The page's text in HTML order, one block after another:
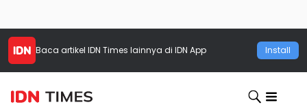
Baca artikel IDN Times lainnya di IDN App Install